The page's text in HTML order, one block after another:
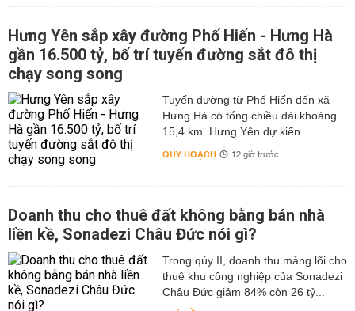
Hưng Yên sắp xây đường Phố Hiến - Hưng Hà
gần 16.500 tỷ, bố trí tuyến đường sắt đô thị
chạy song song
Tuyến đường từ Phố Hiến đến xã
Hưng Hà có tổng chiều dài khoảng
15,4 km. Hưng Yên dự kiến...
QUY HOẠCH 12 giờ trước
Doanh thu cho thuê đất không bằng bán nhà
liền kề, Sonadezi Châu Đức nói gì?
Trong qúy II, doanh thu mảng lõi cho
thuê khu công nghiệp của Sonadezi
Châu Đức giảm 84% còn 26 tỷ...